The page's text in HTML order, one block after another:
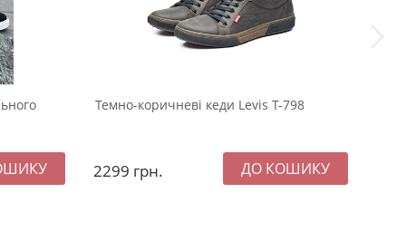
Темно-коричневі кеди Levis Т-798
2299 грн.